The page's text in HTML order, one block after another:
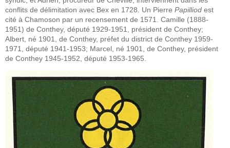
conflits de délimitation avec Bex en 1728. Un Pierre Papilliod est
cité à Chamoson par un recensement de 1571. Camille (1888-
1951) de Conthey, député 1929-1951, président de Conthey;
Albert, né 1901, de Conthey, préfet du district de Conthey 1959-
1971, député 1941-1953; Marcel, né 1901, de Conthey, président
de Conthey 1945-1952, député 1953-1965.